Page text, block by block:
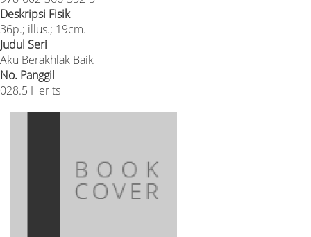
Deskripsi Fisik
36p.; illus.; 19cm.
Judul Seri
Aku Berakhlak Baik
No. Panggil
028.5 Her ts